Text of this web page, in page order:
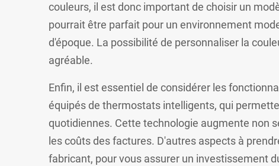
couleurs, il est donc important de choisir un
pourrait être parfait pour un environnement
d'époque. La possibilité de personnaliser la
agréable.
Enfin, il est essentiel de considérer les
équipés de thermostats intelligents, qui
quotidiennes. Cette technologie augmente non
les coûts des factures. D'autres aspects à
fabricant, pour vous assurer un investissement